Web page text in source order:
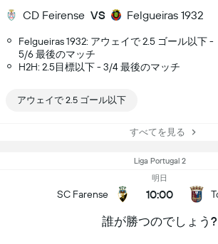
CD Feirense VS Felgueiras 1932
Felgueiras 1932: アウェイで 2.5 ゴール以下 -
5/6 最後のマッチ
H2H: 2.5目標以下 - 3/4 最後のマッチ
アウェイで 2.5 ゴール以下
すべてを見る
Liga Portugal 2
SC Farense
明日
10:00
誰が勝つのでしょう?